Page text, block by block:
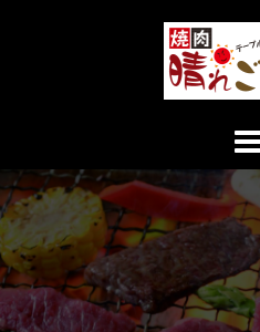
ス
キ
ッ
プ